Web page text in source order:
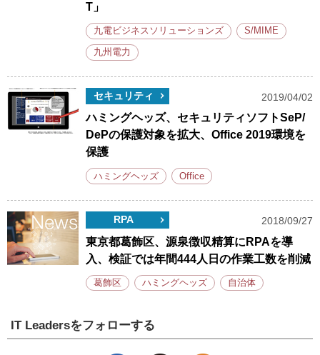
T」
九電ビジネスソリューションズ S/MIME
九州電力
セキュリティ 2019/04/02
ハミングヘッズ、セキュリティソフトSeP/
DePの保護対象を拡大、Office 2019環境を
保護
ハミングヘッズ Office
RPA 2018/09/27
東京都葛飾区、源泉徴収精算にRPAを導
入、検証では年間444人日の作業工数を削減
葛飾区 ハミングヘッズ 自治体
IT Leadersをフォローする